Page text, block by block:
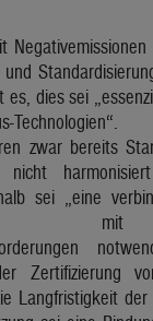
dies sei
Technologien“.
zwar bereits
sei „eine
Zertifizierung
Langfristigkeit